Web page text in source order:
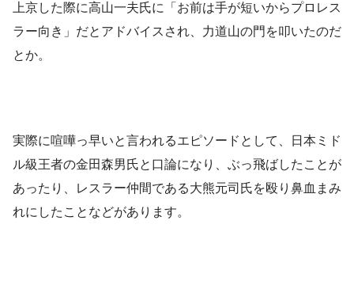
上京した際に高山一夫氏に「お前は手が短いからプロレス
ラー向き」だとアドバイスされ、力道山の門を叩いたのだ
とか。
実際に喧嘩っ早いと言われるエピソードとして、日本ミド
ル級王者の金田森男氏と口論になり、ぶっ飛ばしたことが
あったり、レスラー仲間である大熊元司氏を殴り鼻血まみ
れにしたことなどがあります。